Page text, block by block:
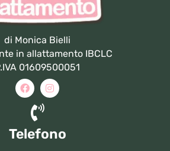
di Monica Bielli
in allattamento IBCLC
01609500051
Telefono